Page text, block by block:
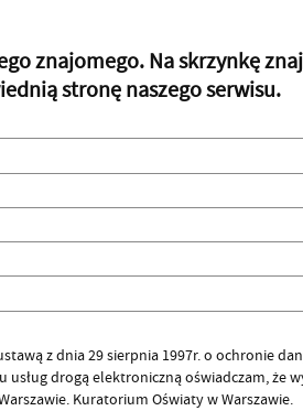
znajomego. Na skrzynkę
stronę naszego serwisu.
z dnia 29 sierpnia 1997r. o ochronie
usług drogą elektroniczną oświadczam,
Kuratorium Oświaty w Warszawie.